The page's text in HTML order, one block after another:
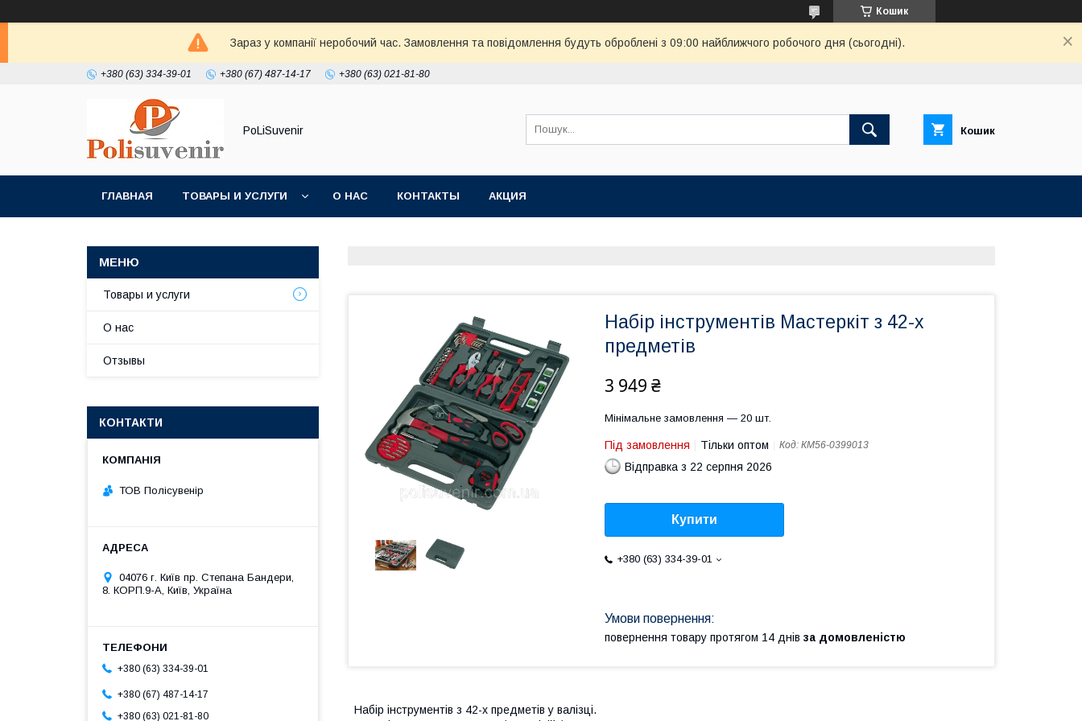
Кошик
Зараз у компанії неробочий час. Замовлення та повідомлення будуть оброблені з 09:00 найближчого робочого дня (сьогодні).
+380 (63) 334-39-01 +380 (67) 487-14-17 +380 (63) 021-81-80
PoLiSuvenir Кошик
ГЛАВНАЯ ТОВАРЫ И УСЛУГИ О НАС КОНТАКТЫ АКЦИЯ
Набір інструментів Мастеркіт з 42-х
предметів
3 949 ₴
Мінімальне замовлення — 20 шт.
Під замовлення Тільки оптом Код: КМ56-0399013
Відправка з 22 серпня 2026
Купити
+380 (63) 334-39-01
повернення товару протягом 14 днів за домовленістю
Набір інструментів з 42-х предметів у валізці.
Товары и услуги
О нас
Отзывы
КОНТАКТИ
ТОВ Полісувенір
04076 г. Київ пр. Степана Бандери,
8. КОРП.9-А, Київ, Україна
+380 (63) 334-39-01
+380 (67) 487-14-17
+380 (63) 021-81-80